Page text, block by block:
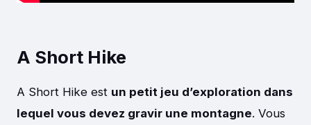
A Short Hike
A Short Hike est un petit jeu d’exploration dans
lequel vous devez gravir une montagne. Vous